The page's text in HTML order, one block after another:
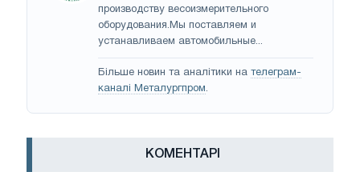
производству весоизмерительного
оборудования.Мы поставляем и
устанавливаем автомобильные...
Більше новин та аналітики на телеграм-
каналі Металургпром.
КОМЕНТАРІ